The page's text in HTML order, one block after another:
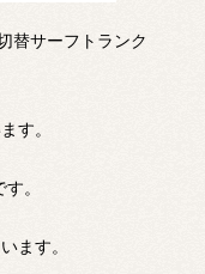
替サーフトランク
す。
。
ます。